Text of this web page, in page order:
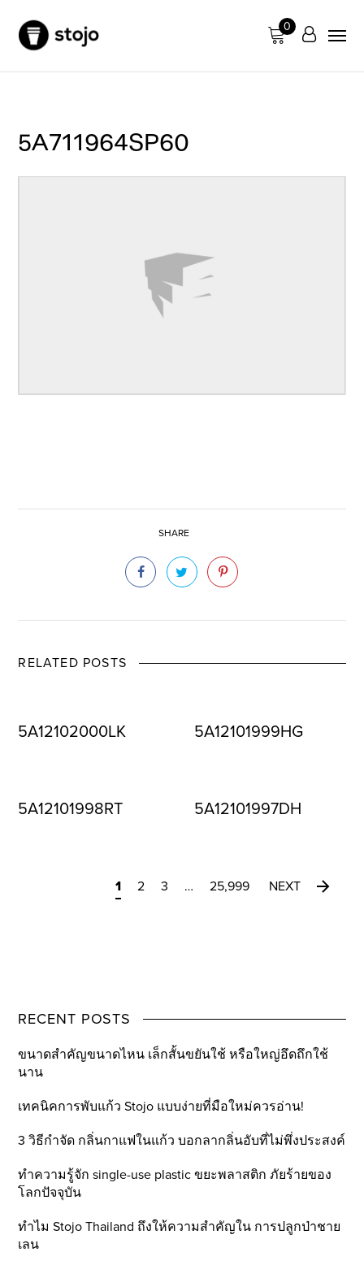
0
5A711964SP60
SHARE
RELATED POSTS
5A12102000LK 5A12101999HG
5A12101998RT 5A12101997DH
1 2 3 … 25,999 NEXT
RECENT POSTS
ขนาดสำคัญขนาดไหน เล็กสั้นขยันใช้ หรือใหญ่อึดถึกใช้
นาน
เทคนิคการพับแก้ว Stojo แบบง่ายที่มือใหม่ควรอ่าน!
3 วิธีกำจัด กลิ่นกาแฟในแก้ว บอกลากลิ่นอับที่ไม่พึ่งประสงค์
ทำความรู้จัก single-use plastic ขยะพลาสติก ภัยร้ายของ
โลกปัจจุบัน
ทำไม Stojo Thailand ถึงให้ความสำคัญใน การปลูกป่าชาย
เลน